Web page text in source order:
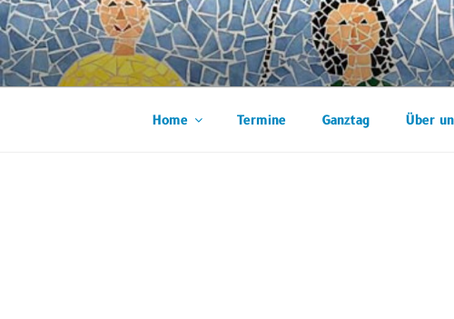
Zum
Inhalt
springen
Home Termine Ganztag Über